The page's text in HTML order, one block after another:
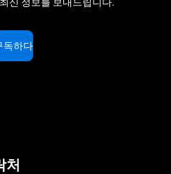
독하다
처